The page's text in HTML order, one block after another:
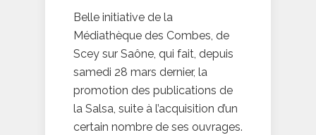
Belle initiative de la
Médiathèque des Combes, de
Scey sur Saône, qui fait, depuis
samedi 28 mars dernier, la
promotion des publications de
la Salsa, suite à l’acquisition d’un
certain nombre de ses ouvrages.